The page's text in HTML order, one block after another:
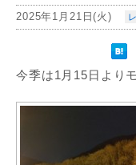
2025年1月21日(火)
今季は1月15日より